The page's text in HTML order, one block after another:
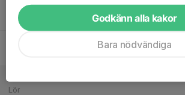
Tor
16:30
Gemensam träning mellan
Lör
Godkänn alla kakor
Bara nödvändiga